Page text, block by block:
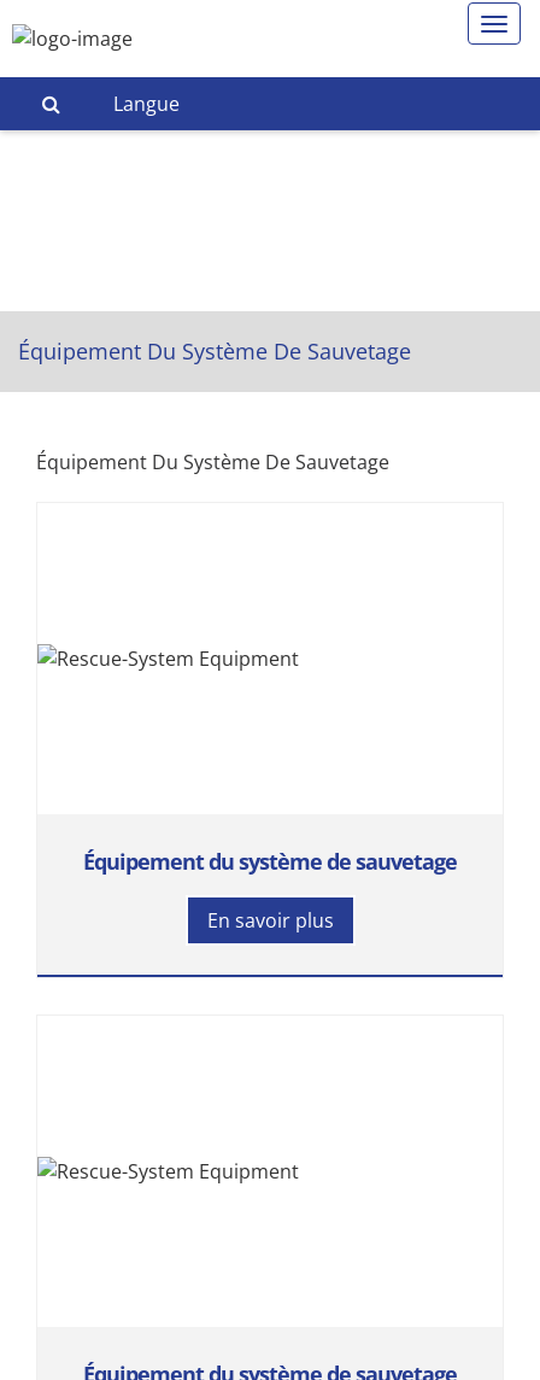
Langue
Équipement Du Système De Sauvetage
Équipement Du Système De Sauvetage
Équipement du système de sauvetage
En savoir plus
Équipement du système de sauvetage